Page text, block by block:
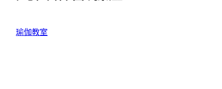
瑜伽教室